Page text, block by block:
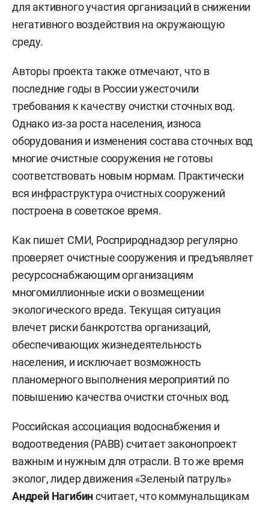
для активного участия организаций в снижении
негативного воздействия на окружающую
среду.
Авторы проекта также отмечают, что в
последние годы в России ужесточили
требования к качеству очистки сточных вод.
Однако из‑за роста населения, износа
оборудования и изменения состава сточных вод
многие очистные сооружения не готовы
соответствовать новым нормам. Практически
вся инфраструктура очистных сооружений
построена в советское время.
Как пишет СМИ, Росприроднадзор регулярно
проверяет очистные сооружения и предъявляет
ресурсоснабжающим организациям
многомиллионные иски о возмещении
экологического вреда. Текущая ситуация
влечет риски банкротства организаций,
обеспечивающих жизнедеятельность
населения, и исключает возможность
планомерного выполнения мероприятий по
повышению качества очистки сточных вод.
Российская ассоциация водоснабжения и
водоотведения (РАВВ) считает законопроект
важным и нужным для отрасли. В то же время
эколог, лидер движения «Зеленый патруль»
Андрей Нагибинсчитает, что коммунальщикам